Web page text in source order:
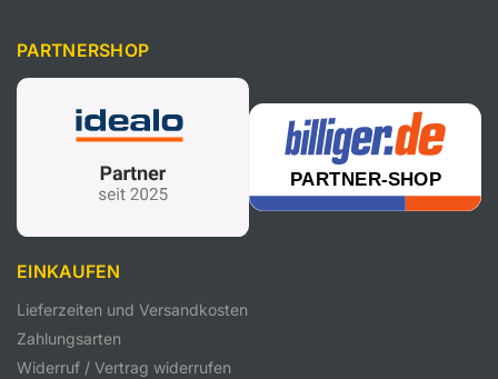
PARTNERSHOP
EINKAUFEN
Lieferzeiten und Versandkosten
Zahlungsarten
Widerruf / Vertrag widerrufen